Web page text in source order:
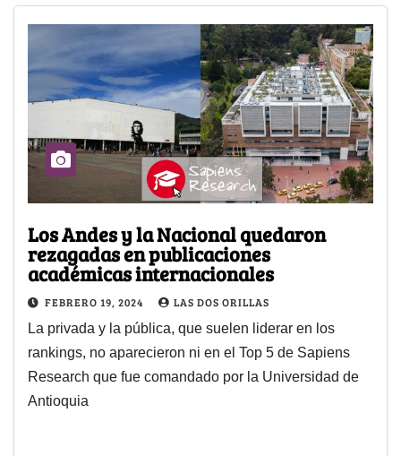
Los Andes y la Nacional quedaron
rezagadas en publicaciones
académicas internacionales
FEBRERO 19, 2024 LAS DOS ORILLAS
La privada y la pública, que suelen liderar en los
rankings, no aparecieron ni en el Top 5 de Sapiens
Research que fue comandado por la Universidad de
Antioquia